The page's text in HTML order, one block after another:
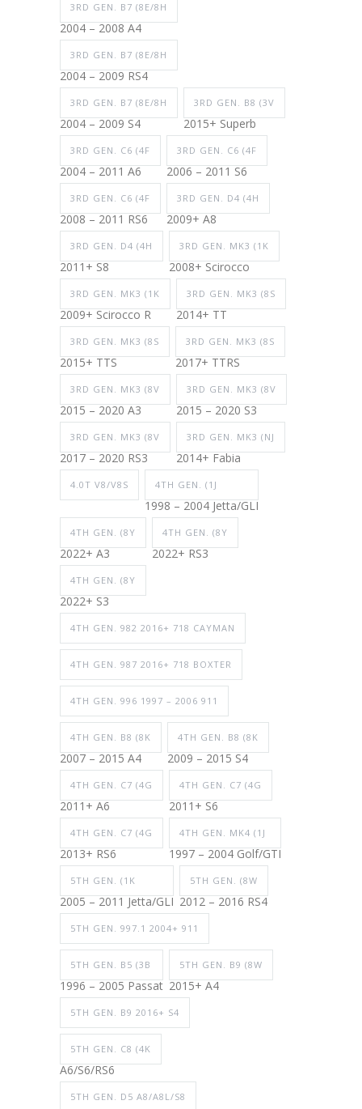
3RD GEN. B7 (8E/8H
2004 – 2008 A4
3RD GEN. B7 (8E/8H
2004 – 2009 RS4
3RD GEN. B7 (8E/8H
2004 – 2009 S4
3RD GEN. B8 (3V
2015+ Superb
3RD GEN. C6 (4F
2004 – 2011 A6
3RD GEN. C6 (4F
2006 – 2011 S6
3RD GEN. C6 (4F
2008 – 2011 RS6
3RD GEN. D4 (4H
2009+ A8
3RD GEN. D4 (4H
2011+ S8
3RD GEN. MK3 (1K
2008+ Scirocco
3RD GEN. MK3 (1K
2009+ Scirocco R
3RD GEN. MK3 (8S
2014+ TT
3RD GEN. MK3 (8S
2015+ TTS
3RD GEN. MK3 (8S
2017+ TTRS
3RD GEN. MK3 (8V
2015 – 2020 A3
3RD GEN. MK3 (8V
2015 – 2020 S3
3RD GEN. MK3 (8V
2017 – 2020 RS3
3RD GEN. MK3 (NJ
2014+ Fabia
4.0T V8/V8S 4TH GEN. (1J
1998 – 2004 Jetta/GLI
4TH GEN. (8Y
2022+ A3
4TH GEN. (8Y
2022+ RS3
4TH GEN. (8Y
2022+ S3
4TH GEN. 982 2016+ 718 CAYMAN
4TH GEN. 987 2016+ 718 BOXTER
4TH GEN. 996 1997 – 2006 911
4TH GEN. B8 (8K
2007 – 2015 A4
4TH GEN. B8 (8K
2009 – 2015 S4
4TH GEN. C7 (4G
2011+ A6
4TH GEN. C7 (4G
2011+ S6
4TH GEN. C7 (4G
2013+ RS6
4TH GEN. MK4 (1J
1997 – 2004 Golf/GTI
5TH GEN. (1K
2005 – 2011 Jetta/GLI
5TH GEN. (8W
2012 – 2016 RS4
5TH GEN. 997.1 2004+ 911
5TH GEN. B5 (3B
1996 – 2005 Passat
5TH GEN. B9 (8W
2015+ A4
5TH GEN. B9 2016+ S4
5TH GEN. C8 (4K
A6/S6/RS6
5TH GEN. D5 A8/A8L/S8